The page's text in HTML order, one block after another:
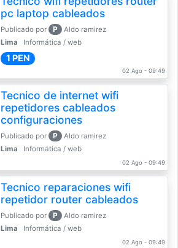
pc laptop cableados
Publicado por P
Aldo ramirez
Lima
Informática / web
1 PEN
02 Ago - 09:49
Tecnico de internet wifi
repetidores cableados
configuraciones
Publicado por P
Aldo ramirez
Lima
Informática / web
02 Ago - 09:49
Tecnico reparaciones wifi
repetidor router cableados
Publicado por P
Aldo ramirez
Lima
Informática / web
02 Ago - 09:49